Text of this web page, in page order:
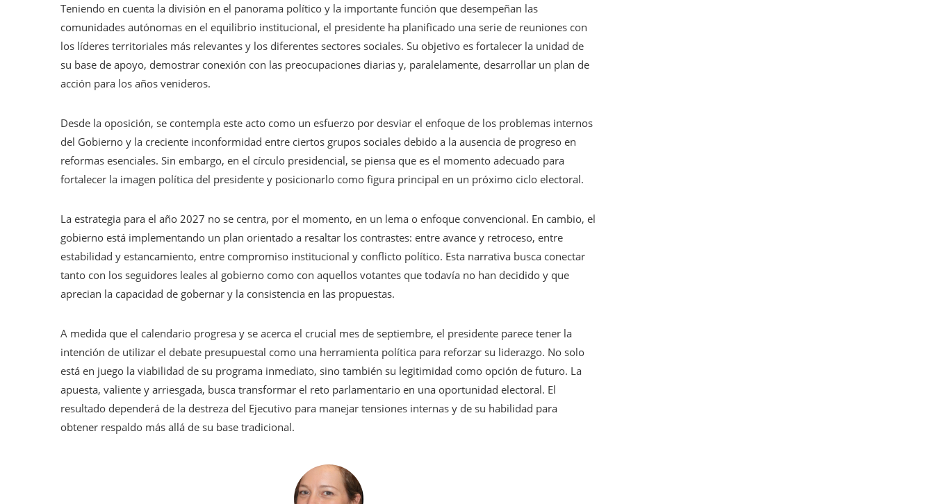
Teniendo en cuenta la división en el panorama político y la importante función que desempeñan las
comunidades autónomas en el equilibrio institucional, el presidente ha planificado una serie de reuniones con
los líderes territoriales más relevantes y los diferentes sectores sociales. Su objetivo es fortalecer la unidad de
su base de apoyo, demostrar conexión con las preocupaciones diarias y, paralelamente, desarrollar un plan de
acción para los años venideros.
Desde la oposición, se contempla este acto como un esfuerzo por desviar el enfoque de los problemas internos
del Gobierno y la creciente inconformidad entre ciertos grupos sociales debido a la ausencia de progreso en
reformas esenciales. Sin embargo, en el círculo presidencial, se piensa que es el momento adecuado para
fortalecer la imagen política del presidente y posicionarlo como figura principal en un próximo ciclo electoral.
La estrategia para el año 2027 no se centra, por el momento, en un lema o enfoque convencional. En cambio, el
gobierno está implementando un plan orientado a resaltar los contrastes: entre avance y retroceso, entre
estabilidad y estancamiento, entre compromiso institucional y conflicto político. Esta narrativa busca conectar
tanto con los seguidores leales al gobierno como con aquellos votantes que todavía no han decidido y que
aprecian la capacidad de gobernar y la consistencia en las propuestas.
A medida que el calendario progresa y se acerca el crucial mes de septiembre, el presidente parece tener la
intención de utilizar el debate presupuestal como una herramienta política para reforzar su liderazgo. No solo
está en juego la viabilidad de su programa inmediato, sino también su legitimidad como opción de futuro. La
apuesta, valiente y arriesgada, busca transformar el reto parlamentario en una oportunidad electoral. El
resultado dependerá de la destreza del Ejecutivo para manejar tensiones internas y de su habilidad para
obtener respaldo más allá de su base tradicional.